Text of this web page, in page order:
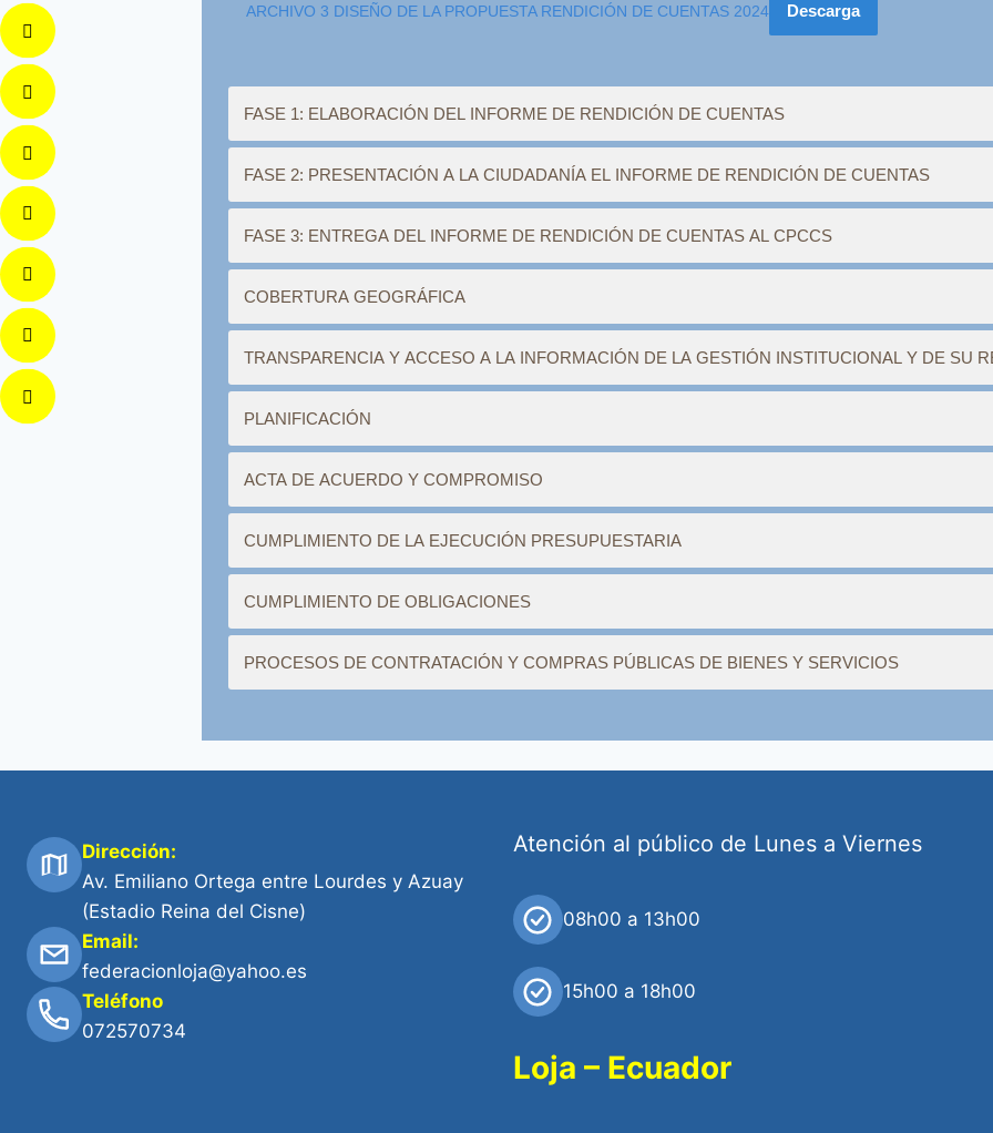
ARCHIVO 3 DISEÑO DE LA PROPUESTA RENDICIÓN DE CUENTAS 2024 Descarga
FASE 1: ELABORACIÓN DEL INFORME DE RENDICIÓN DE CUENTAS
FASE 2: PRESENTACIÓN A LA CIUDADANÍA EL INFORME DE RENDICIÓN DE CUENTAS
FASE 3: ENTREGA DEL INFORME DE RENDICIÓN DE CUENTAS AL CPCCS
COBERTURA GEOGRÁFICA
TRANSPARENCIA Y ACCESO A LA INFORMACIÓN DE LA GESTIÓN INSTITUCIONAL Y DE SU
PLANIFICACIÓN
ACTA DE ACUERDO Y COMPROMISO
CUMPLIMIENTO DE LA EJECUCIÓN PRESUPUESTARIA
CUMPLIMIENTO DE OBLIGACIONES
PROCESOS DE CONTRATACIÓN Y COMPRAS PÚBLICAS DE BIENES Y SERVICIOS
Dirección:
Av. Emiliano Ortega entre Lourdes y Azuay
(Estadio Reina del Cisne)
Email:
federacionloja@yahoo.es
Teléfono
072570734
Atención al público de Lunes a Viernes
08h00 a 13h00
15h00 a 18h00
Loja – Ecuador